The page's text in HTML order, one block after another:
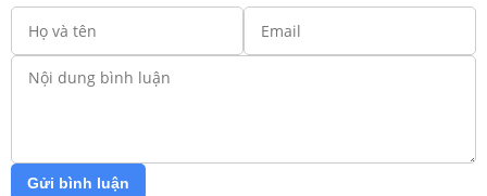
Gửi bình luận